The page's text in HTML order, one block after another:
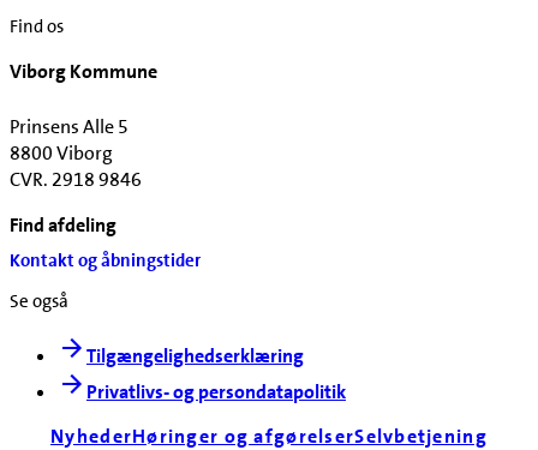
Find os
Viborg Kommune
Prinsens Alle 5
8800 Viborg
CVR. 2918 9846
Find afdeling
Kontakt og åbningstider
Se også
Tilgængelighedserklæring
Privatlivs- og persondatapolitik
NyhederHøringer og afgørelserSelvbetjening